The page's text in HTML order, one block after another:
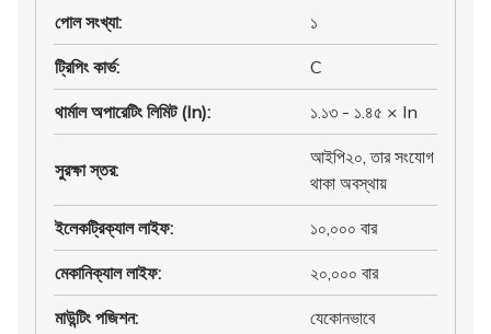
পোল সংখ্যা: ১
ট্রিপিং কার্ভ: C
থার্মাল অপারেটিং লিমিট (In): ১.১৩ - ১.৪৫ × In
সুরক্ষা স্তর:
আইপি২০, তার সংযোগ
থাকা অবস্থায়
ইলেকট্রিক্যাল লাইফ: ১০,০০০ বার
মেকানিক্যাল লাইফ: ২০,০০০ বার
মাউন্টিং পজিশন: যেকোনভাবে